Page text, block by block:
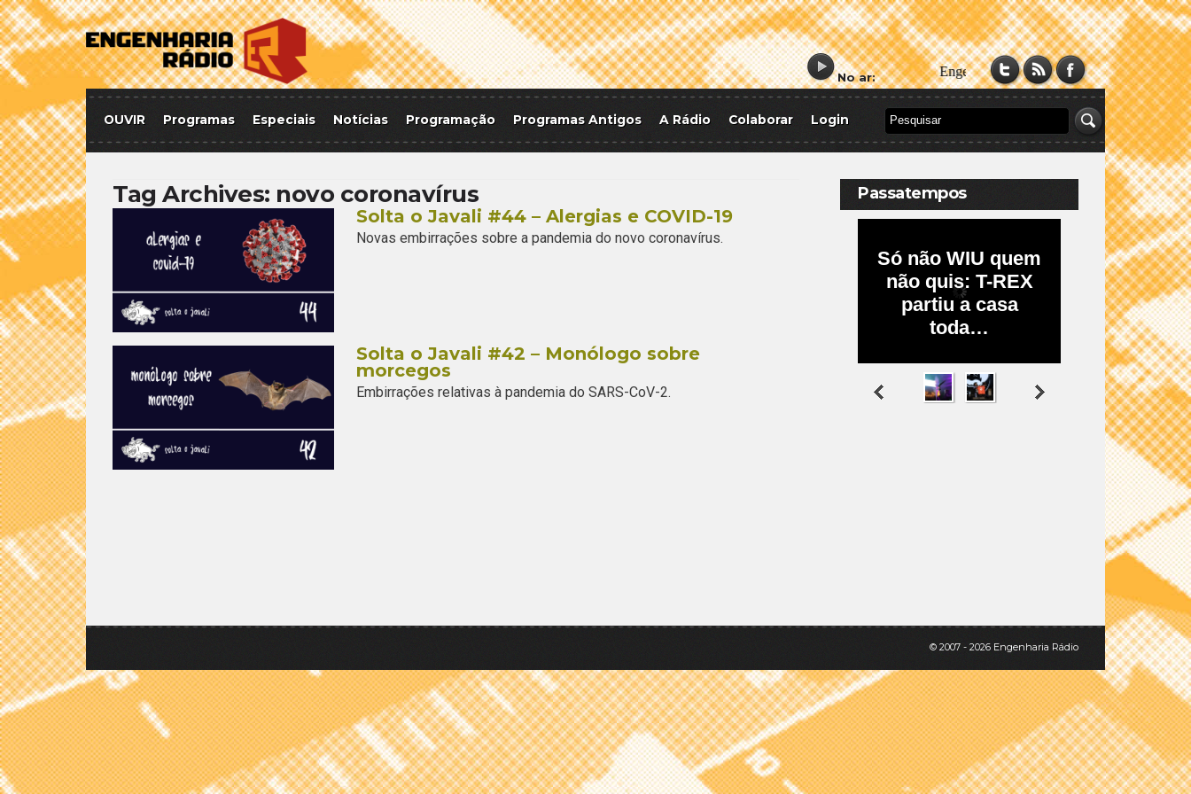
No ar:
OUVIR Programas Especiais Notícias Programação Programas Antigos A Rádio Colaborar Login
Tag Archives: novo coronavírus
Solta o Javali #44 – Alergias e COVID-19
Novas embirrações sobre a pandemia do novo coronavírus.
Solta o Javali #42 – Monólogo sobre
morcegos
Embirrações relativas à pandemia do SARS-CoV-2.
Passatempos
© 2007 - 2026 Engenharia Rádio